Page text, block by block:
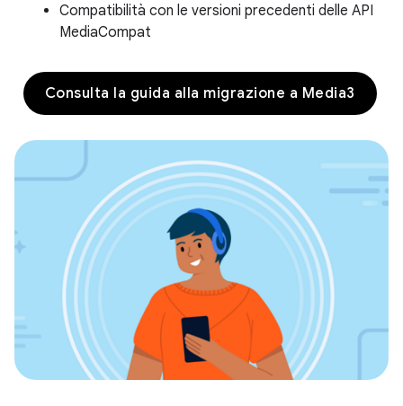
Compatibilità con le versioni precedenti delle API
MediaCompat
Consulta la guida alla migrazione a Media3